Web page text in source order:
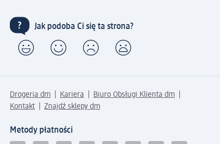
Jak podoba Ci się ta strona?
Drogeria dm Kariera
Biuro Obsługi Klienta dm
Kontakt
Znajdź sklepy dm
Metody płatności